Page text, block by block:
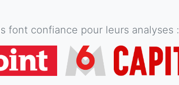
font confiance pour leurs analyses :